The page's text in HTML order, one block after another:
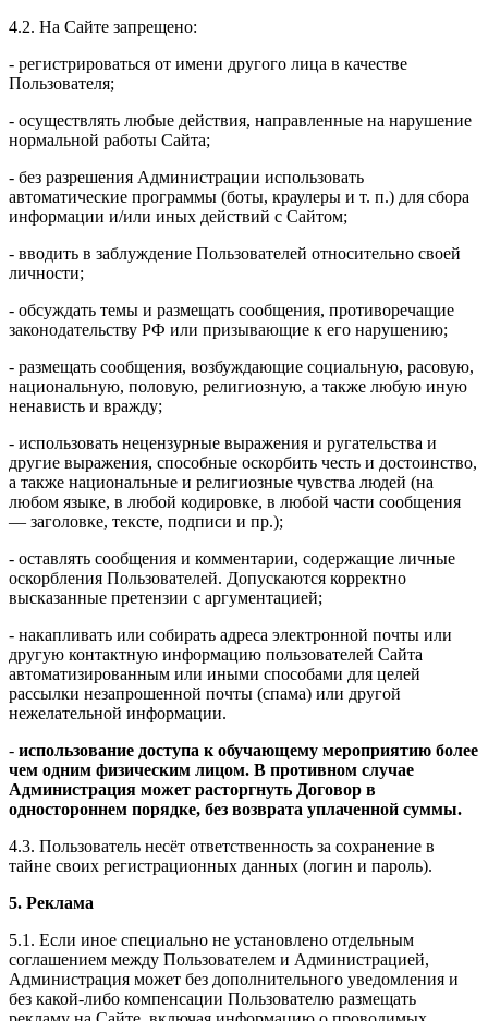
4.2. На Сайте запрещено:
- регистрироваться от имени другого лица в качестве
Пользователя;
- осуществлять любые действия, направленные на нарушение
нормальной работы Сайта;
- без разрешения Администрации использовать
автоматические программы (боты, краулеры и т. п.) для сбора
информации и/или иных действий с Сайтом;
- вводить в заблуждение Пользователей относительно своей
личности;
- обсуждать темы и размещать сообщения, противоречащие
законодательству РФ или призывающие к его нарушению;
- размещать сообщения, возбуждающие социальную, расовую,
национальную, половую, религиозную, а также любую иную
ненависть и вражду;
- использовать нецензурные выражения и ругательства и
другие выражения, способные оскорбить честь и достоинство,
а также национальные и религиозные чувства людей (на
любом языке, в любой кодировке, в любой части сообщения
— заголовке, тексте, подписи и пр.);
- оставлять сообщения и комментарии, содержащие личные
оскорбления Пользователей. Допускаются корректно
высказанные претензии с аргументацией;
- накапливать или собирать адреса электронной почты или
другую контактную информацию пользователей Сайта
автоматизированным или иными способами для целей
рассылки незапрошенной почты (спама) или другой
нежелательной информации.
- использование доступа к обучающему мероприятию более
чем одним физическим лицом. В противном случае
Администрация может расторгнуть Договор в
одностороннем порядке, без возврата уплаченной суммы.
4.3. Пользователь несёт ответственность за сохранение в
тайне своих регистрационных данных (логин и пароль).
5. Реклама
5.1. Если иное специально не установлено отдельным
соглашением между Пользователем и Администрацией,
Администрация может без дополнительного уведомления и
без какой-либо компенсации Пользователю размещать